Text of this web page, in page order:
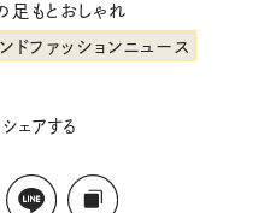
もとおしゃれ
ファッションニュース
ェアする